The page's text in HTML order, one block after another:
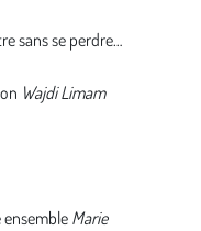
sans se perdre…
Wajdi Limam
Marie